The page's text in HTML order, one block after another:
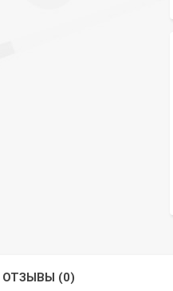
ОТЗЫВЫ (0)